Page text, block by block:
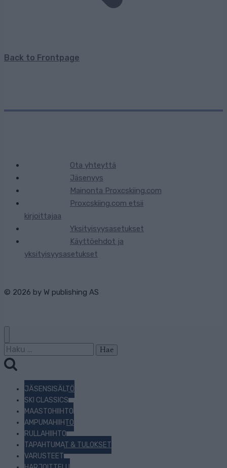
Back to Frontpage
Ota yhteyttä
Jäsenyys
Mainonta Proxcskiing.com
Proxcskiing.com etsii
kirjoittajaa
Yksityisyysasetukset
Käyttöehdot ja
yksityisyysasetukset
© 2026 by W publishing AS
Haku:
JÄSENSISÄLTÖ
SKI CLASSICS
MAASTOHIIHTO
AMPUMAHIIHTO
RULLAHIIHTO
TAPAHTUMAT & TULOKSET
VARUSTEET